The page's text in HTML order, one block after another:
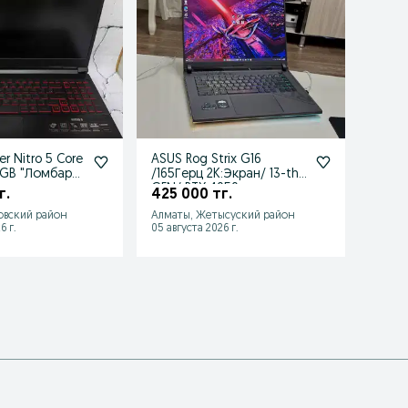
"Ломбард
район
г.
ASUS Rog Strix G16
/165Герц 2K:Экран/ 13-th
GEN/ RTX:4050
425 000 тг.
Алматы, Жетысуский район
05 августа 2026 г.